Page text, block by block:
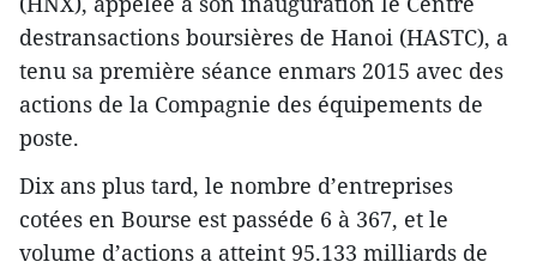
destransactions boursières de Hanoi (HASTC), a
tenu sa première séance enmars 2015 avec des
actions de la Compagnie des équipements de
poste.
Dix ans plus tard, le nombre d’entreprises
cotées en Bourse est passéde 6 à 367, et le
volume d’actions a atteint 95.133 milliards de